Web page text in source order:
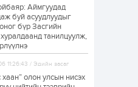
2 өдөр 0
Автомашины улсын
дугаар сондгой
тоогоор төгссөн бол
өнөөдөр шатахуун
авна
Аймгуудад
буй асуудлуудыг
бүр Засгийн
танилцуулж,
11:26:43 / Эдийн засаг
хаан” олон улсын нисэх